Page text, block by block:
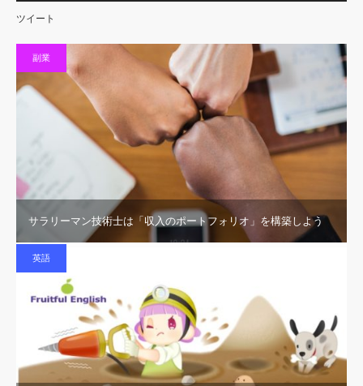
ツイート
副業
サラリーマン技術士は「収入のポートフォリオ」を構築しよう
英語